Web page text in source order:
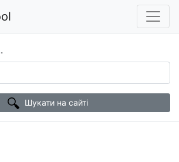
Шукати на сайті